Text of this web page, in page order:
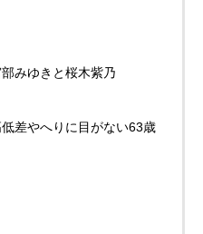
みゆきと桜木紫乃
差やへりに目がない63歳